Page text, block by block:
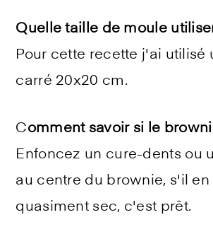
Quelle taille de moule
Pour cette recette j'ai utilisé
carré 20x20 cm.
Comment savoir si le
Enfoncez un cure-dents ou
au centre du brownie, s'il en
quasiment sec, c'est prêt.